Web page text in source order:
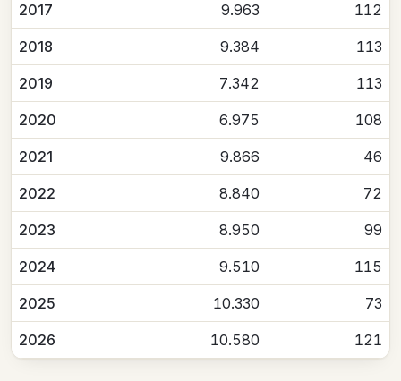
2017 9.963 112
2018 9.384 113
2019 7.342 113
2020 6.975 108
2021 9.866 46
2022 8.840 72
2023 8.950 99
2024 9.510 115
2025 10.330 73
2026 10.580 121